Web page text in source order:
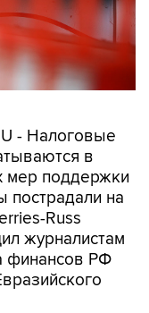
- Налоговые
в
мер поддержки
пострадали на
Russ
журналистам
финансов РФ